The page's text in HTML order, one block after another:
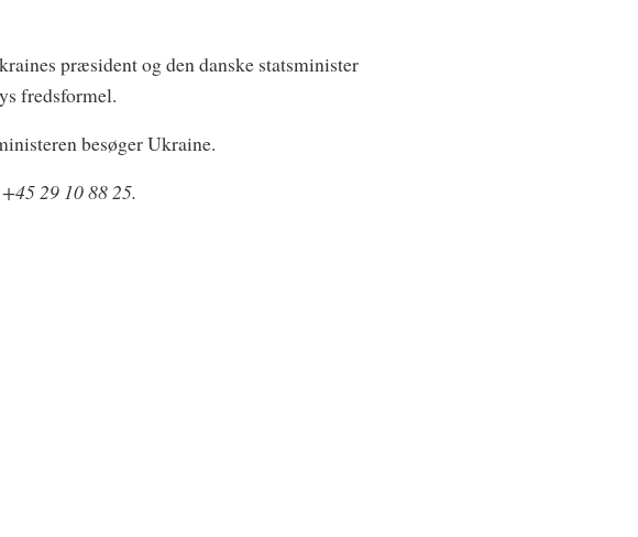
præsident og den danske statsminister
fredsformel.
besøger Ukraine.
29 10 88 25.